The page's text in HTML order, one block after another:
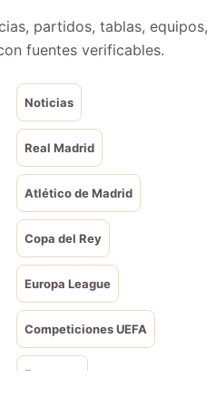
partidos, tablas, equipos,
fuentes verificables.
Noticias
Real Madrid
Atlético de Madrid
Copa del Rey
Europa League
Competiciones UEFA
Eurocopa